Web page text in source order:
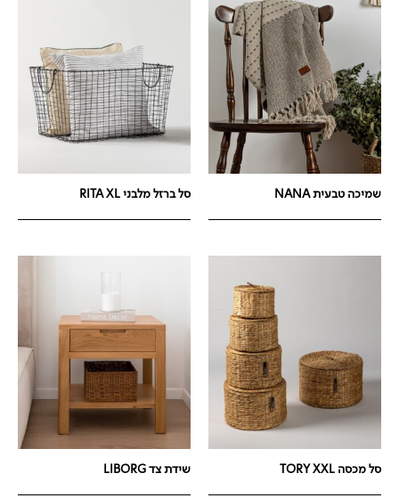
שמיכה טבעית NANA סל ברזל מלבני RITA XL
סל מכסה TORY XXL שידת צד LIBORG